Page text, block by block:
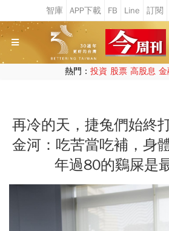
熱門： 投資 股票 高股息 金
再冷的天，捷兔們始終
金河：吃苦當吃補，身
年過80的鷄屎是